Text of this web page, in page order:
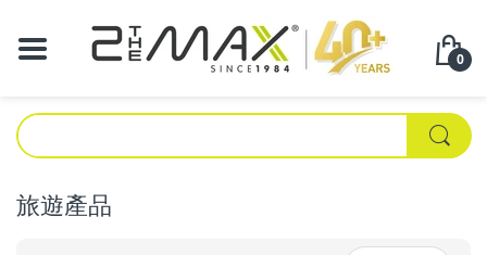
0
旅遊產品